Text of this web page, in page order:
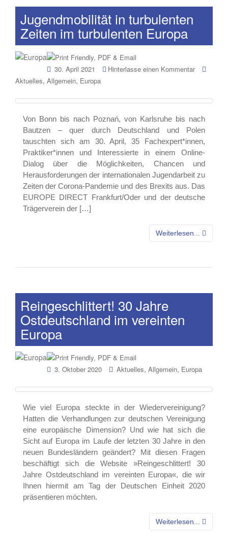
Jugendmobilität in turbulenten
Zeiten im turbulenten Europa
30. April 2021
Hinterlasse einen Kommentar
Aktuelles, Allgemein, Europa
Von Bonn bis nach Poznań, von Karlsruhe bis nach
Bautzen – quer durch Deutschland und Polen
tauschten sich am 30. April, 35 Fachexpert*innen,
Praktiker*innen und Interessierte in einem Online-
Dialog über die Möglichkeiten, Chancen und
Herausforderungen der internationalen Jugendarbeit zu
Zeiten der Corona-Pandemie und des Brexits aus. Das
EUROPE DIRECT Frankfurt/Oder und der deutsche
Trägerverein der […]
Weiterlesen...
Reingeschlittert! 30 Jahre
Ostdeutschland im vereinten
Europa
3. Oktober 2020 Aktuelles, Allgemein, Europa
Wie viel Europa steckte in der Wiedervereinigung?
Hatten die Verhandlungen zur deutschen Vereinigung
eine europäische Dimension? Und wie hat sich die
Sicht auf Europa im Laufe der letzten 30 Jahre in den
neuen Bundesländern geändert? Mit diesen Fragen
beschäftigt sich die Website »Reingeschlittert! 30
Jahre Ostdeutschland im vereinten Europa«, die wir
Ihnen hiermit am Tag der Deutschen Einheit 2020
präsentieren möchten.
Weiterlesen...